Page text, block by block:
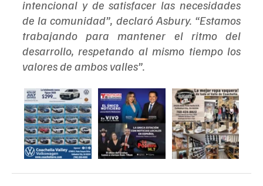
intencional y de satisfacer las necesidades
de la comunidad”, declaró Asbury. “Estamos
trabajando para mantener el ritmo del
desarrollo, respetando al mismo tiempo los
valores de ambos valles”.